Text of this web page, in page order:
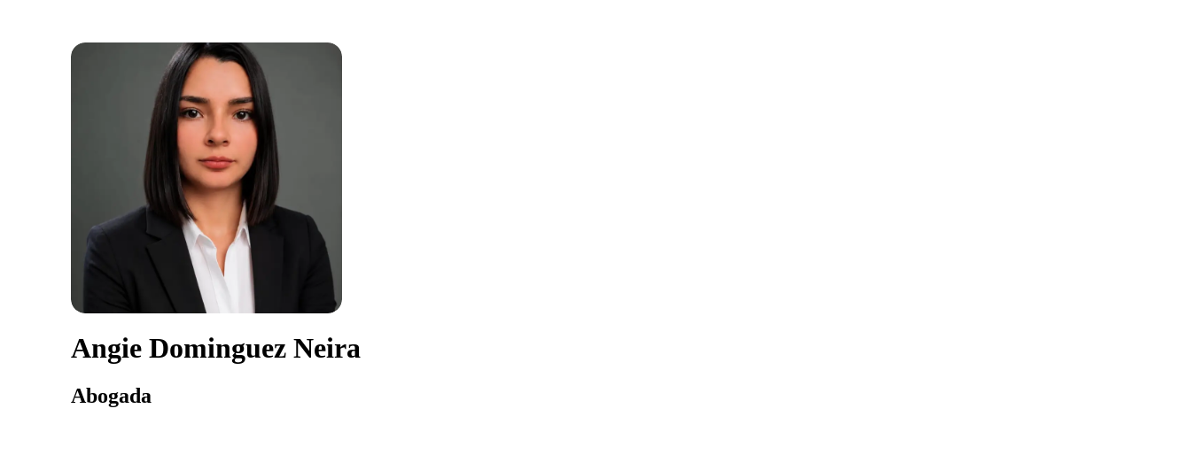
Angie Dominguez Neira
Abogada